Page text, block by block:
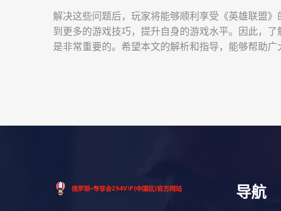
解决这些问题后，玩家将能够顺利享受《英雄联盟
到更多的游戏技巧，提升自身的游戏水平。因此，
是非常重要的。希望本文的解析和指导，能够帮助广
导航